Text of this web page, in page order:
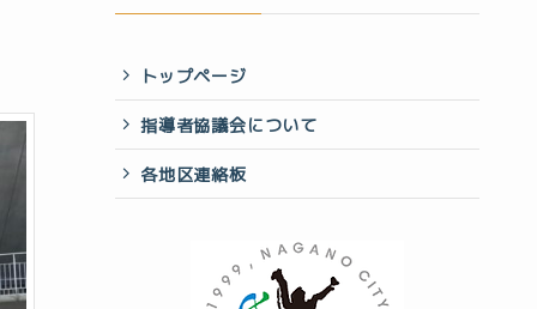
トップページ
指導者協議会について
各地区連絡板